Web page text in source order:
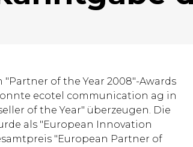
"Partner of the Year 2008"-Awards
ecotel communication ag in
of the Year" überzeugen. Die
als "European Innovation
"European Partner of